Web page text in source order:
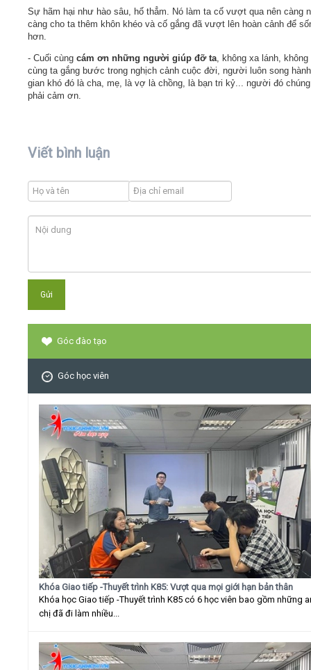
Sự hãm hại như hào sâu, hố thẳm. Nó làm ta cố vượt qua nên càng
càng cho ta thêm khôn khéo và cố gắng đã vượt lên hoàn cảnh để
hơn.
- Cuối cùng cám ơn những người giúp đỡ ta, không xa lánh, không
cùng ta gắng bước trong nghịch cảnh cuộc đời, người luôn song
gian khó đó là cha, mẹ, là vợ là chồng, là bạn tri kỷ... người đó
phải cảm ơn.
Viết bình luận
Góc đào tạo
Góc học viên
Khóa Giao tiếp -Thuyết trình K85: Vượt qua mọi giới hạn bản thân
Khóa học Giao tiếp -Thuyết trình K85 có 6 học viên bao gồm những
chị đã đi làm nhiều...